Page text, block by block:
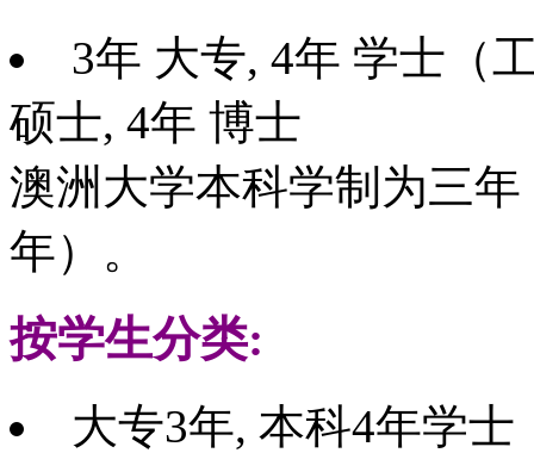
3年 大专, 4年 学士（
硕士, 4年 博士
澳洲大学本科学制为三
年）。
按学生分类:
大专3年, 本科4年学